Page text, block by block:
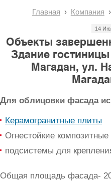
Главная Компания
14
Объекты
Здание гостиницы
Магадан, ул.
Для облицовки фасада
Керамогранитные плиты
Огнестойкие композитные
подсистемы для
Общая площадь фасада-